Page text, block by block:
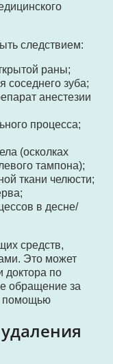
следствием:
раны;
соседнего зуба;
анестезии
процесса;
(осколках
тампона);
ткани челюсти;
в десне/
средств,
Это может
доктора по
обращение за
помощью